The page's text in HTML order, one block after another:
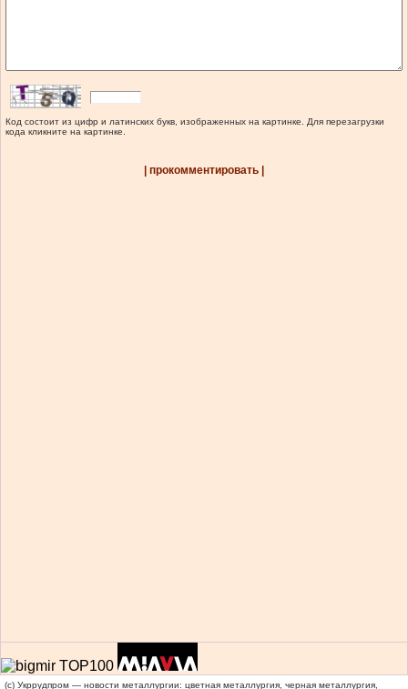
Код состоит из цифр и латинских букв, изображенных на картинке. Для перезагрузки
кода кликните на картинке.
| прокомментировать |
(c) Укррудпром — новости металлургии: цветная металлургия, черная металлургия,